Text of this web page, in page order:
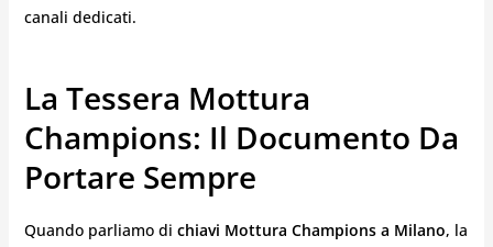
canali dedicati.
La Tessera Mottura
Champions: Il Documento Da
Portare Sempre
Quando parliamo di chiavi Mottura Champions a Milano, la